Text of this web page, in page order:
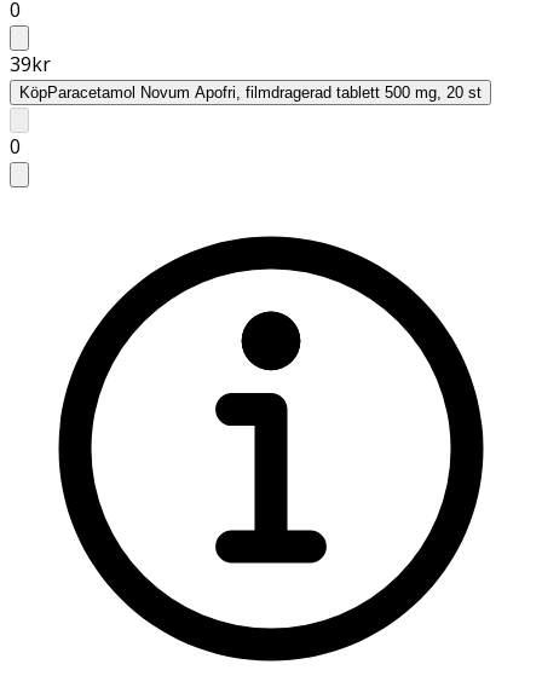
0
39kr
KöpParacetamol Novum Apofri, filmdragerad tablett 500 mg, 20 st
0